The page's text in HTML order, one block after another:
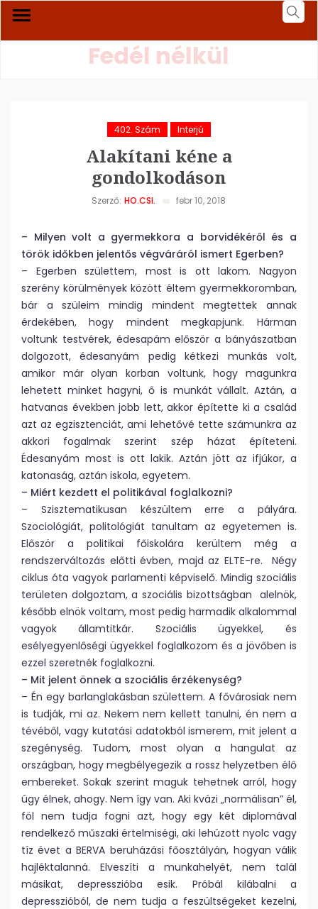
Fedél nélkül
402. Szám Interjú
Alakítani kéne a
gondolkodáson
Szerző: HO.CSI. febr 10, 2018
– Milyen volt a gyermekkora a borvidékéről és a
török időkben jelentős végváráról ismert Egerben?
– Egerben születtem, most is ott lakom. Nagyon
szerény körülmények között éltem gyermekkoromban,
bár a szüleim mindig mindent megtettek annak
érdekében, hogy mindent megkapjunk. Hárman
voltunk testvérek, édesapám először a bányászatban
dolgozott, édesanyám pedig kétkezi munkás volt,
amikor már olyan korban voltunk, hogy magunkra
lehetett minket hagyni, ő is munkát vállalt. Aztán, a
hatvanas években jobb lett, akkor építette ki a család
azt az egzisztenciát, ami lehetővé tette számunkra az
akkori fogalmak szerint szép házat építeteni.
Édesanyám most is ott lakik. Aztán jött az ifjúkor, a
katonaság, aztán iskola, egyetem.
– Miért kezdett el politikával foglalkozni?
– Szisztematikusan készültem erre a pályára.
Szociológiát, politológiát tanultam az egyetemen is.
Először a politikai főiskolára kerültem még a
rendszerváltozás előtti évben, majd az ELTE-re. Négy
ciklus óta vagyok parlamenti képviselő. Mindig szociális
területen dolgoztam, a szociális bizottságban alelnök,
később elnök voltam, most pedig harmadik alkalommal
vagyok államtitkár. Szociális ügyekkel, és
esélyegyenlőségi ügyekkel foglalkozom és a jövőben is
ezzel szeretnék foglalkozni.
– Mit jelent önnek a szociális érzékenység?
– Én egy barlanglakásban születtem. A fővárosiak nem
is tudják, mi az. Nekem nem kellett tanulni, én nem a
tévéből, vagy kutatási adatokból ismerem, mit jelent a
szegénység. Tudom, most olyan a hangulat az
országban, hogy megbélyegezik a rossz helyzetben élő
embereket. Sokak szerint maguk tehetnek arról, hogy
úgy élnek, ahogy. Nem így van. Aki kvázi „normálisan” él,
föl nem tudja fogni azt, hogy egy két diplomával
rendelkező műszaki értelmiségi, aki lehúzott nyolc vagy
tíz évet a BERVA beruházási főosztályán, hogyan válik
hajléktalanná. Elveszíti a munkahelyét, nem talál
másikat, depresszióba esik. Próbál kilábalni a
depresszióból, de nem tudja a feszültségeket kezelni,